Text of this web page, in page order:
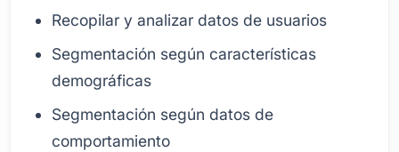
Recopilar y analizar datos de usuarios
Segmentación según características
demográficas
Segmentación según datos de
comportamiento